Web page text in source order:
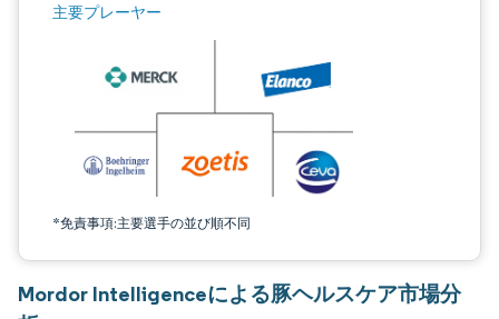
主要プレーヤー
*免責事項:主要選手の並び順不同
画像 © Mordor Intelligence。再利用にはCC BY 4.0の表示が必要です。
Mordor Intelligenceによる豚ヘルスケア市場分